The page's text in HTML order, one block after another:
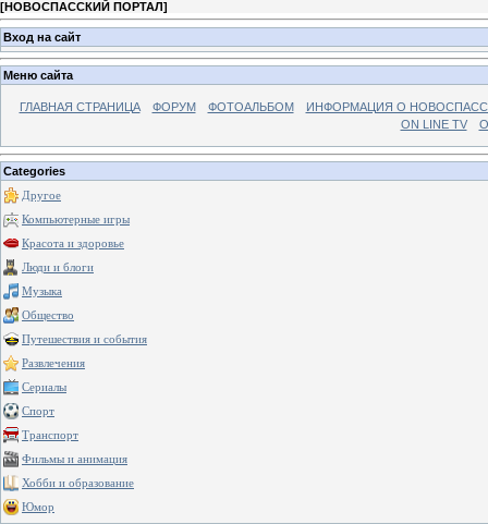
[НОВОСПАССКИЙ ПОРТАЛ]
Вход на сайт
Меню сайта
ГЛАВНАЯ СТРАНИЦА ФОРУМ ФОТОАЛЬБОМ
ИНФОРМАЦИЯ О
ON LINE TV
Categories
Другое
Компьютерные игры
Красота и здоровье
Люди и блоги
Музыка
Общество
Путешествия и события
Развлечения
Сериалы
Спорт
Транспорт
Фильмы и анимация
Хобби и образование
Юмор